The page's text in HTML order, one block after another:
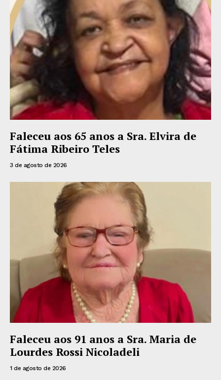
Faleceu aos 65 anos a Sra. Elvira de
Fátima Ribeiro Teles
3 de agosto de 2026
Faleceu aos 91 anos a Sra. Maria de
Lourdes Rossi Nicoladeli
1 de agosto de 2026